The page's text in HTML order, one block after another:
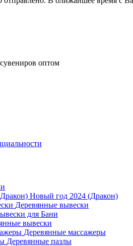
оптом
Новый год 2024 (Дракон)
Деревянные вывески
для Бани
вывески
Деревянные массажеры
Деревянные пазлы